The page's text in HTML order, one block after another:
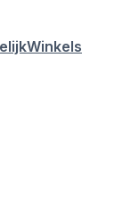
Winkels